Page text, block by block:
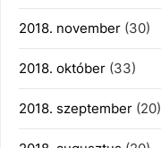
2018. november (30)
2018. október (33)
2018. szeptember (20)